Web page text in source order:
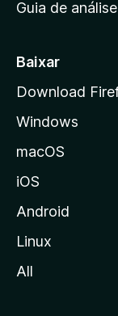
c
a
d
a
z
i
a
Guia de análise
Baixar
Download
Windows
macOS
iOS
Android
Linux
All